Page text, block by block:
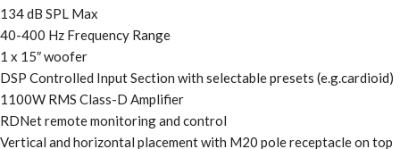
134 dB SPL Max
40-400 Hz Frequency Range
1 x 15″ woofer
DSP Controlled Input Section with selectable presets (e.g.cardioid)
1100W RMS Class-D Amplifier
RDNet remote monitoring and control
Vertical and horizontal placement with M20 pole receptacle on top